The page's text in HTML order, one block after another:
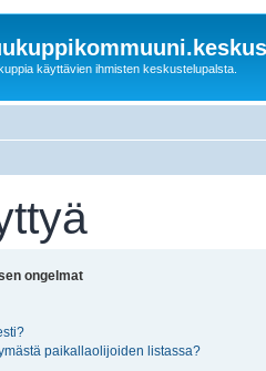
käyttävien ihmisten keskustelupalsta.
ongelmat
paikallaolijoiden listassa?